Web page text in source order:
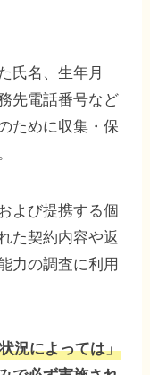
氏名、生年月
先電話番号など
ために収集・保
よび提携する個
た契約内容や返
力の調査に利用
況によっては」